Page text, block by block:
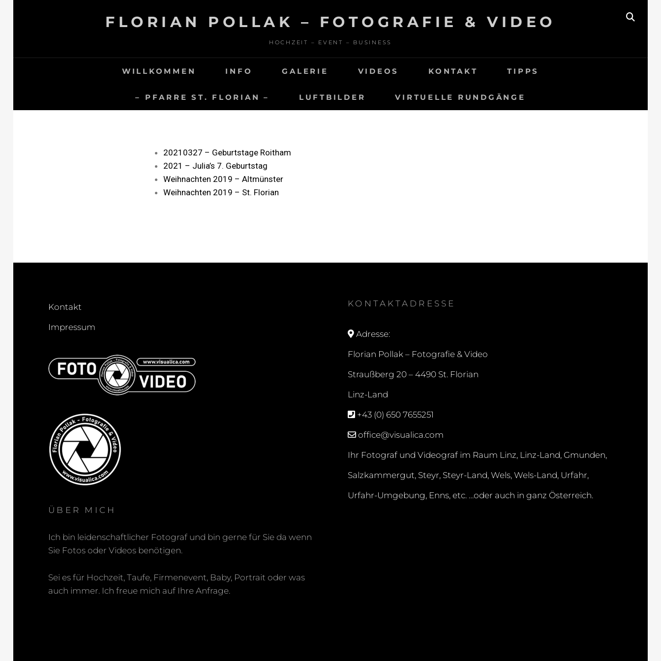
FLORIAN POLLAK – FOTOGRAFIE & VIDEO
HOCHZEIT – EVENT – BUSINESS
WILLKOMMEN INFO GALERIE VIDEOS KONTAKT TIPPS
– PFARRE ST. FLORIAN – LUFTBILDER VIRTUELLE RUNDGÄNGE
20210327 – Geburtstage Roitham
2021 – Julia’s 7. Geburtstag
Weihnachten 2019 – Altmünster
Weihnachten 2019 – St. Florian
Kontakt
Impressum
ÜBER MICH
Ich bin leidenschaftlicher Fotograf und bin gerne für Sie da wenn
Sie Fotos oder Videos benötigen.
Sei es für Hochzeit, Taufe, Firmenevent, Baby, Portrait oder was
auch immer. Ich freue mich auf Ihre Anfrage.
KONTAKTADRESSE
Adresse:
Florian Pollak – Fotografie & Video
Straußberg 20 – 4490 St. Florian
Linz-Land
+43 (0) 650 7655251
office@visualica.com
Ihr Fotograf und Videograf im Raum Linz, Linz-Land, Gmunden,
Salzkammergut, Steyr, Steyr-Land, Wels, Wels-Land, Urfahr,
Urfahr-Umgebung, Enns, etc. …oder auch in ganz Österreich.